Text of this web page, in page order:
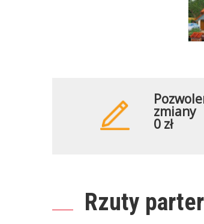
zmiany
0 zł
Rzuty